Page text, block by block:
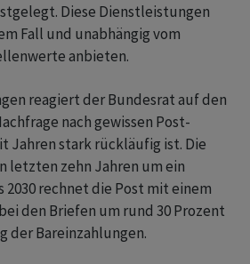
Diese Dienstleistungen
Fall und unabhängig vom
anbieten.
reagiert der Bundesrat auf den
nach gewissen Post-
Jahren stark rückläufig ist. Die
letzten zehn Jahren um ein
2030 rechnet die Post mit einem
den Briefen um rund 30 Prozent
der Bareinzahlungen.